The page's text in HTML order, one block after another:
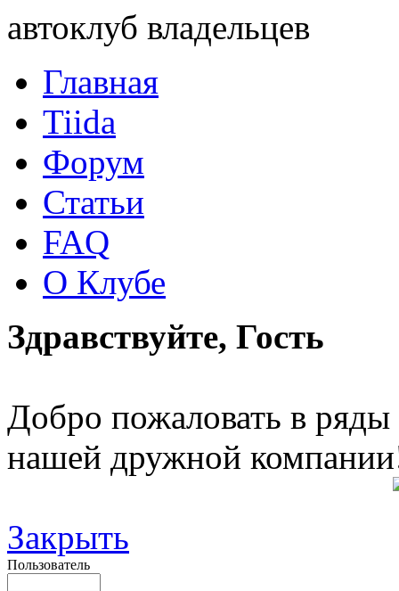
автоклуб владельцев
Главная
Tiida
Форум
Статьи
FAQ
О Клубе
Здравствуйте, Гость
Добро пожаловать в ряды
нашей дружной
Закрыть
Пользователь